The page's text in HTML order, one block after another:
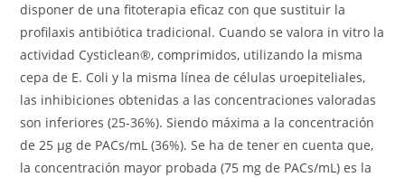
disponer de una fitoterapia eficaz con que sustituir la
profilaxis antibiótica tradicional. Cuando se valora in vitro la
actividad Cysticlean®, comprimidos, utilizando la misma
cepa de E. Coli y la misma línea de células uroepiteliales,
las inhibiciones obtenidas a las concentraciones valoradas
son inferiores (25-36%). Siendo máxima a la concentración
de 25 μg de PACs/mL (36%). Se ha de tener en cuenta que,
la concentración mayor probada (75 mg de PACs/mL) es la